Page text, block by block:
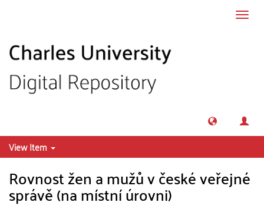
View Item
Rovnost žen a mužů v české veřejné
správě (na místní úrovni)